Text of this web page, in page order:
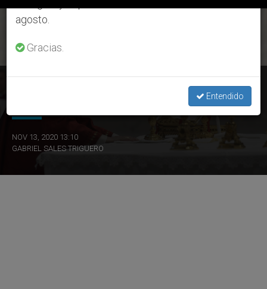
ÚLTIMAS NOTICIAS
NOV 13, 2020 13:10
GABRIEL SALES TRIGUERO
agosto.
Gracias.
Entendido